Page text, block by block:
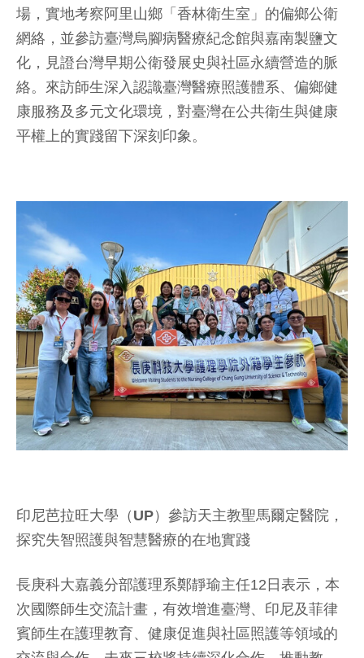
場，實地考察阿里山鄉「香林衛生室」的偏鄉公衛
網絡，並參訪臺灣烏腳病醫療紀念館與嘉南製鹽文
化，見證台灣早期公衛發展史與社區永續營造的脈
絡。來訪師生深入認識臺灣醫療照護體系、偏鄉健
康服務及多元文化環境，對臺灣在公共衛生與健康
平權上的實踐留下深刻印象。
印尼芭拉旺大學（UP）參訪天主教聖馬爾定醫院，
探究失智照護與智慧醫療的在地實踐
長庚科大嘉義分部護理系鄭靜瑜主任12日表示，本
次國際師生交流計畫，有效增進臺灣、印尼及菲律
賓師生在護理教育、健康促進與社區照護等領域的